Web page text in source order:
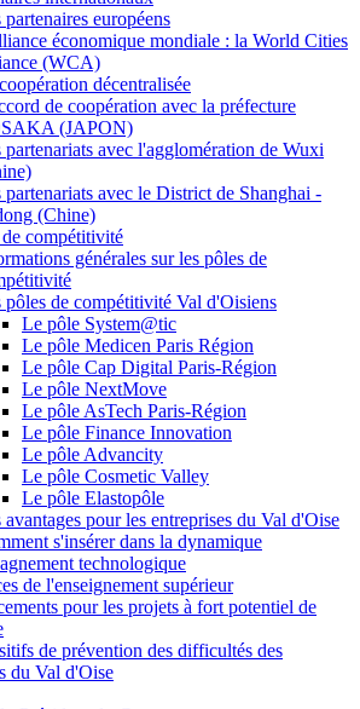
partenaires européens
économique mondiale : la World Cities
(WCA)
décentralisée
de coopération avec la préfecture
(JAPON)
partenariats avec l'agglomération de Wuxi
partenariats avec le District de Shanghai -
(Chine)
compétitivité
générales sur les pôles de
pôles de compétitivité Val d'Oisiens
Le pôle System@tic
Le pôle Medicen Paris Région
Le pôle Cap Digital Paris-Région
Le pôle NextMove
Le pôle AsTech Paris-Région
Le pôle Finance Innovation
Le pôle Advancity
Le pôle Cosmetic Valley
Le pôle Elastopôle
avantages pour les entreprises du Val d'Oise
s'insérer dans la dynamique
technologique
de l'enseignement supérieur
pour les projets à fort potentiel de
de prévention des difficultés des
du Val d'Oise